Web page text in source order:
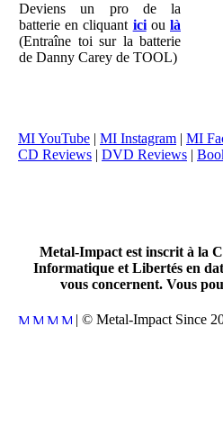
Deviens un pro de la
batterie en cliquant icioulà
(Entraîne toi sur la batterie
de Danny Carey de TOOL)
MI YouTube | MI Instagram | MI
CD Reviews | DVD Reviews |
Metal-Impact est inscrit à la
Informatique et Libertés en
vous concernent. Vous
| © Metal-Impact Since